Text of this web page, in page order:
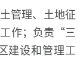
管理、土地征
作；负责“三
建设和管理工